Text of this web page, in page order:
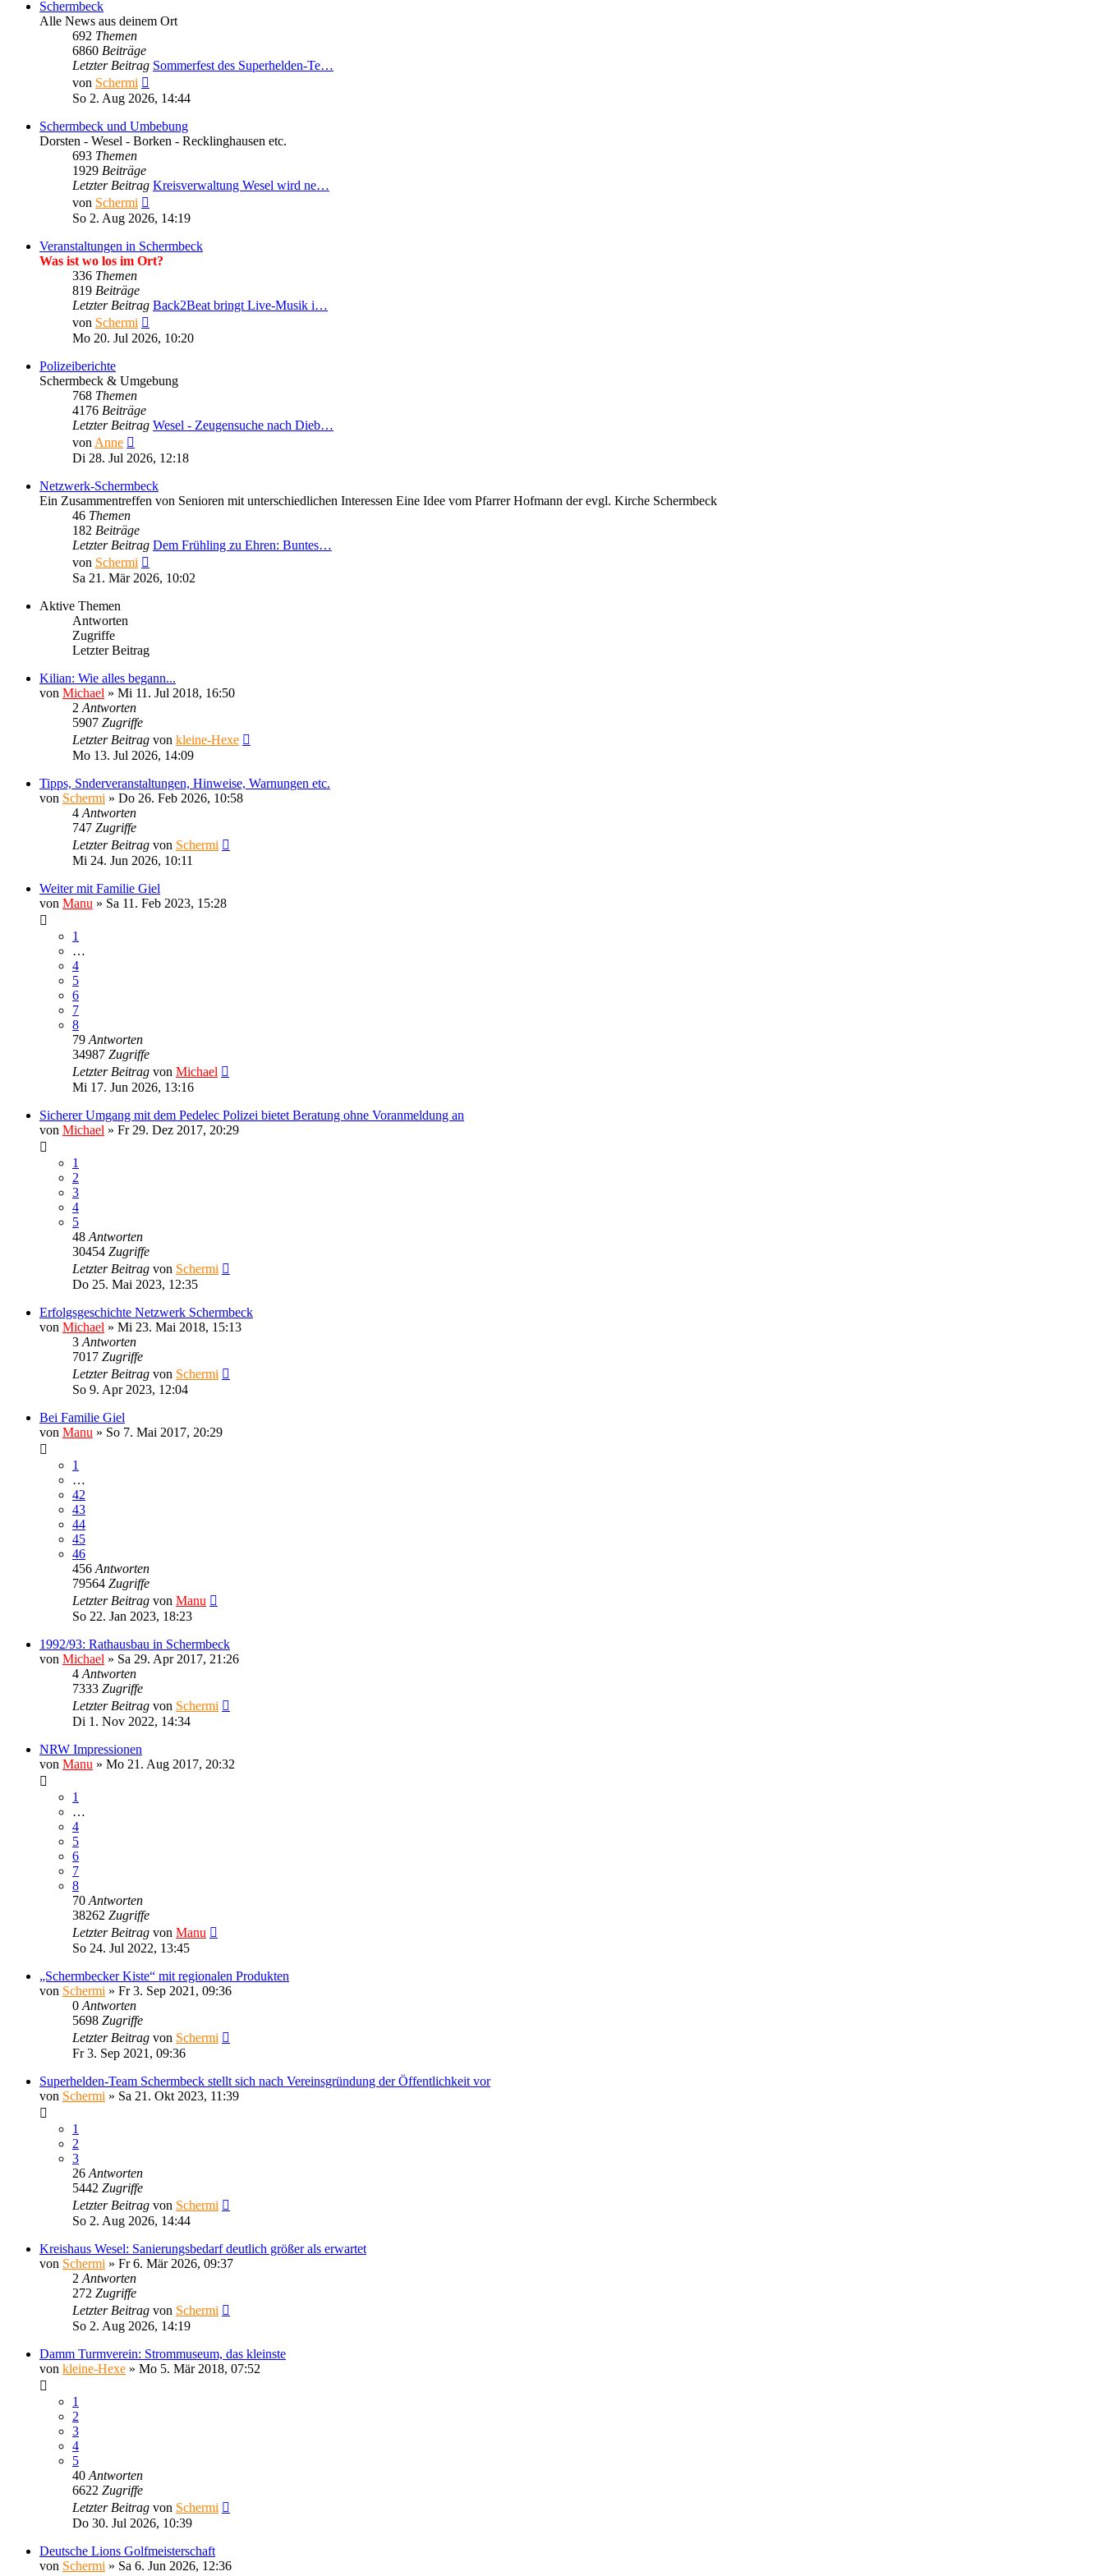
Schermbeck
Alle News aus deinem Ort
692 Themen
6860 Beiträge
Letzter Beitrag Sommerfest des Superhelden-Te…
von Schermi
Beitrag
So 2. Aug 2026, 14:44
Schermbeck und Umbebung
Dorsten - Wesel - Borken - Recklinghausen etc.
693 Themen
1929 Beiträge
Letzter Beitrag Kreisverwaltung Wesel wird ne…
von Schermi
Beitrag
So 2. Aug 2026, 14:19
Veranstaltungen in Schermbeck
Was ist wo los im Ort?
336 Themen
819 Beiträge
Letzter Beitrag Back2Beat bringt Live-Musik i…
von Schermi
Beitrag
Mo 20. Jul 2026, 10:20
Polizeiberichte
Schermbeck & Umgebung
768 Themen
4176 Beiträge
Letzter Beitrag Wesel - Zeugensuche nach Dieb…
von Anne
Beitrag
Di 28. Jul 2026, 12:18
Netzwerk-Schermbeck
Ein Zusammentreffen von Senioren mit unterschiedlichen Interessen Eine Idee vom Pfarrer Hofmann der evgl. Kirche Schermbeck
46 Themen
182 Beiträge
Letzter Beitrag Dem Frühling zu Ehren: Buntes…
von Schermi
Beitrag
Sa 21. Mär 2026, 10:02
Aktive Themen
Antworten
Zugriffe
Letzter Beitrag
Kilian: Wie alles begann...
von Michael » Mi 11. Jul 2018, 16:50
2 Antworten
5907 Zugriffe
Letzter Beitrag von kleine-Hexe
Mo 13. Jul 2026, 14:09
Tipps, Snderveranstaltungen, Hinweise, Warnungen etc.
von Schermi » Do 26. Feb 2026, 10:58
4 Antworten
747 Zugriffe
Letzter Beitrag von Schermi
Mi 24. Jun 2026, 10:11
Weiter mit Familie Giel
von Manu » Sa 11. Feb 2023, 15:28
1
…
4
5
6
7
8
79 Antworten
34987 Zugriffe
Letzter Beitrag von Michael
Mi 17. Jun 2026, 13:16
Sicherer Umgang mit dem Pedelec Polizei bietet Beratung ohne Voranmeldung an
von Michael » Fr 29. Dez 2017, 20:29
1
2
3
4
5
48 Antworten
30454 Zugriffe
Letzter Beitrag von Schermi
Do 25. Mai 2023, 12:35
Erfolgsgeschichte Netzwerk Schermbeck
von Michael » Mi 23. Mai 2018, 15:13
3 Antworten
7017 Zugriffe
Letzter Beitrag von Schermi
So 9. Apr 2023, 12:04
Bei Familie Giel
von Manu » So 7. Mai 2017, 20:29
1
…
42
43
44
45
46
456 Antworten
79564 Zugriffe
Letzter Beitrag von Manu
So 22. Jan 2023, 18:23
1992/93: Rathausbau in Schermbeck
von Michael » Sa 29. Apr 2017, 21:26
4 Antworten
7333 Zugriffe
Letzter Beitrag von Schermi
Di 1. Nov 2022, 14:34
NRW Impressionen
von Manu » Mo 21. Aug 2017, 20:32
1
…
4
5
6
7
8
70 Antworten
38262 Zugriffe
Letzter Beitrag von Manu
So 24. Jul 2022, 13:45
„Schermbecker Kiste“ mit regionalen Produkten
von Schermi » Fr 3. Sep 2021, 09:36
0 Antworten
5698 Zugriffe
Letzter Beitrag von Schermi
Fr 3. Sep 2021, 09:36
Superhelden-Team Schermbeck stellt sich nach Vereinsgründung der Öffentlichkeit vor
von Schermi » Sa 21. Okt 2023, 11:39
1
2
3
26 Antworten
5442 Zugriffe
Letzter Beitrag von Schermi
So 2. Aug 2026, 14:44
Kreishaus Wesel: Sanierungsbedarf deutlich größer als erwartet
von Schermi » Fr 6. Mär 2026, 09:37
2 Antworten
272 Zugriffe
Letzter Beitrag von Schermi
So 2. Aug 2026, 14:19
Damm Turmverein: Strommuseum, das kleinste
von kleine-Hexe » Mo 5. Mär 2018, 07:52
1
2
3
4
5
40 Antworten
6622 Zugriffe
Letzter Beitrag von Schermi
Do 30. Jul 2026, 10:39
Deutsche Lions Golfmeisterschaft
von Schermi » Sa 6. Jun 2026, 12:36